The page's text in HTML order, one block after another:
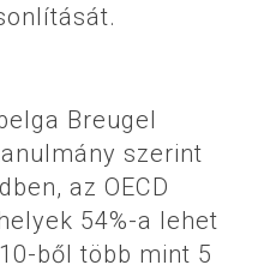
Breugel
szerint
az OECD
54%-a lehet
ből több mint 5